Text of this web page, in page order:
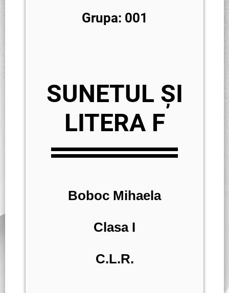
Grupa: 001
SUNETUL ȘI
LITERA F
Boboc Mihaela
Clasa I
C.L.R.